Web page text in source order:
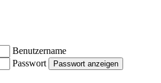
Benutzername
Passwort
Passwort anzeigen